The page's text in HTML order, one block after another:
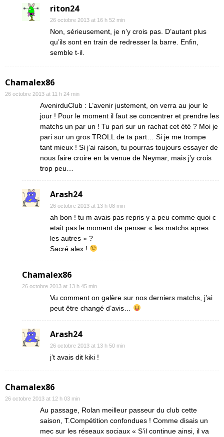
riton24
26 octobre 2013 at 16 h 52 min
Non, sérieusement, je n’y crois pas. D’autant plus
qu’ils sont en train de redresser la barre. Enfin,
semble t-il.
Chamalex86
26 octobre 2013 at 11 h 24 min
AvenirduClub : L’avenir justement, on verra au jour le
jour ! Pour le moment il faut se concentrer et prendre les
matchs un par un ! Tu pari sur un rachat cet été ? Moi je
pari sur un gros TROLL de ta part… Si je me trompe
tant mieux ! Si j’ai raison, tu pourras toujours essayer de
nous faire croire en la venue de Neymar, mais j’y crois
trop peu…
Arash24
26 octobre 2013 at 13 h 08 min
ah bon ! tu m avais pas repris y a peu comme quoi c
etait pas le moment de penser « les matchs apres
les autres » ?
Sacré alex !
Chamalex86
26 octobre 2013 at 13 h 45 min
Vu comment on galère sur nos derniers matchs, j’ai
peut être changé d’avis…
Arash24
26 octobre 2013 at 13 h 50 min
j’t avais dit kiki !
Chamalex86
26 octobre 2013 at 12 h 03 min
Au passage, Rolan meilleur passeur du club cette
saison, T.Compétition confondues ! Comme disais un
mec sur les réseaux sociaux « S’il continue ainsi, il va